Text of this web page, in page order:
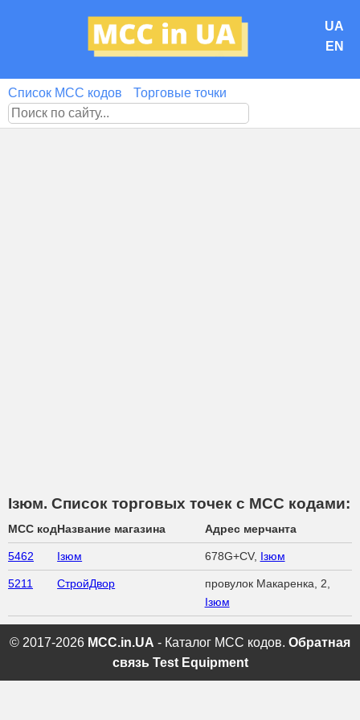
UA
EN
Список MCC кодов Торговые точки
Ізюм. Список торговых точек с МСС кодами:
MCC кодНазвание магазина Адрес мерчанта
5462 Ізюм 678G+CV, Ізюм
5211 СтройДвор
провулок Макаренка, 2,
Ізюм
© 2017-2026 MCC.in.UA - Каталог MCC кодов. Обратная
связь Test Equipment